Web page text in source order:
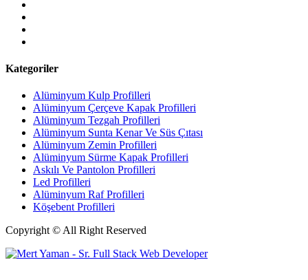
Kategoriler
Alüminyum Kulp Profilleri
Alüminyum Çerçeve Kаpаk Profilleri
Alüminyum Tezgah Profilleri
Alüminyum Sunta Kenar Ve Süs Çıtası
Alüminyum Zemin Profilleri
Alüminyum Sürme Kapak Profilleri
Askılı Ve Pantolon Profilleri
Led Profilleri
Alüminyum Raf Profilleri
Köşebent Profilleri
Copyright © All Right Reserved